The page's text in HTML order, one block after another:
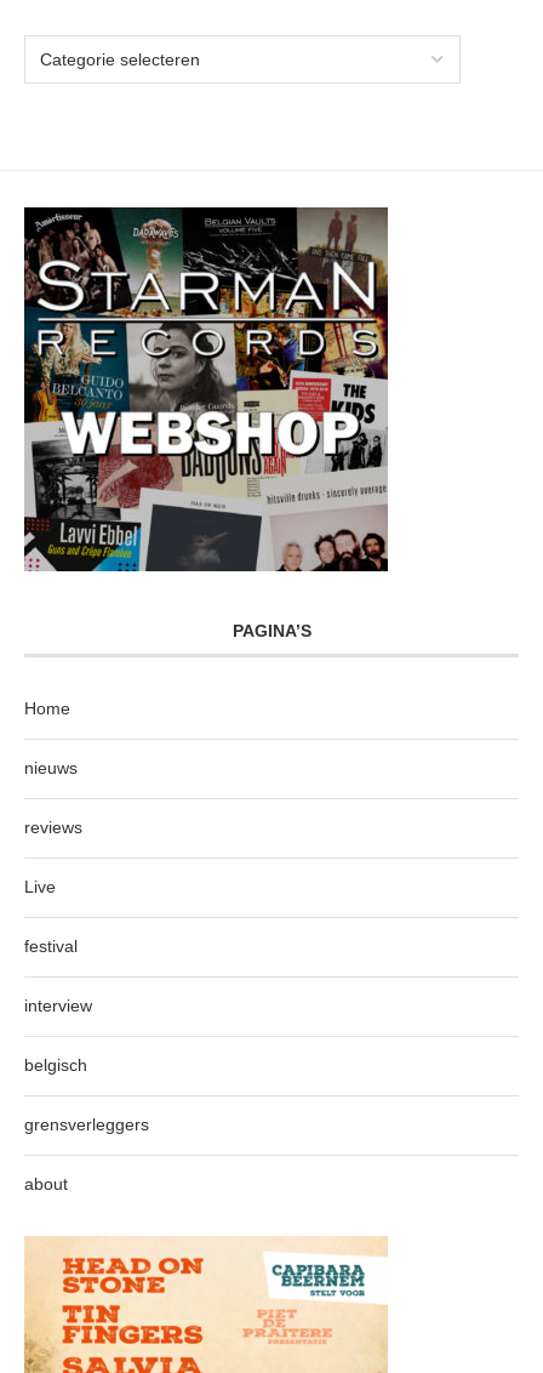
PAGINA’S
Home
nieuws
reviews
Live
festival
interview
belgisch
grensverleggers
about